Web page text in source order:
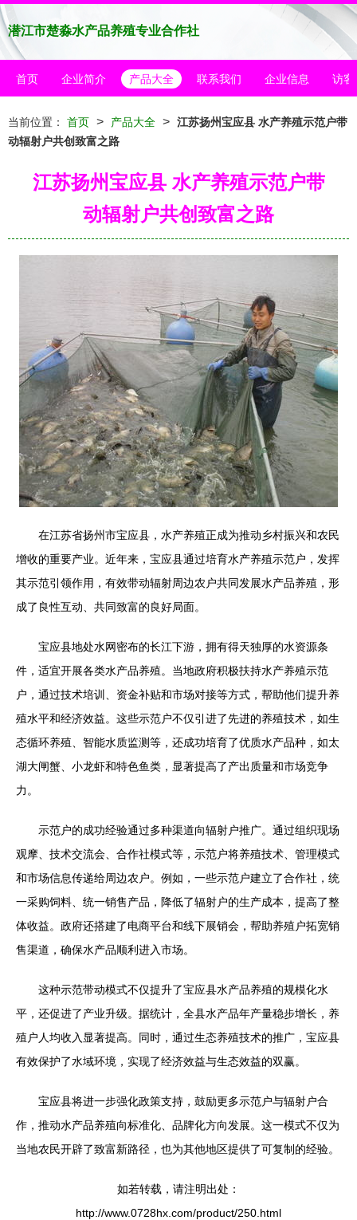
潜江市楚淼水产品养殖专业合作社
首页 企业简介 产品大全 联系我们 企业信息 访客
当前位置： 首页 > 产品大全 > 江苏扬州宝应县 水产养殖示范户带
动辐射户共创致富之路
江苏扬州宝应县 水产养殖示范户带
动辐射户共创致富之路
在江苏省扬州市宝应县，水产养殖正成为推动乡村振兴和农民
增收的重要产业。近年来，宝应县通过培育水产养殖示范户，发挥
其示范引领作用，有效带动辐射周边农户共同发展水产品养殖，形
成了良性互动、共同致富的良好局面。
宝应县地处水网密布的长江下游，拥有得天独厚的水资源条
件，适宜开展各类水产品养殖。当地政府积极扶持水产养殖示范
户，通过技术培训、资金补贴和市场对接等方式，帮助他们提升养
殖水平和经济效益。这些示范户不仅引进了先进的养殖技术，如生
态循环养殖、智能水质监测等，还成功培育了优质水产品种，如太
湖大闸蟹、小龙虾和特色鱼类，显著提高了产出质量和市场竞争
力。
示范户的成功经验通过多种渠道向辐射户推广。通过组织现场
观摩、技术交流会、合作社模式等，示范户将养殖技术、管理模式
和市场信息传递给周边农户。例如，一些示范户建立了合作社，统
一采购饲料、统一销售产品，降低了辐射户的生产成本，提高了整
体收益。政府还搭建了电商平台和线下展销会，帮助养殖户拓宽销
售渠道，确保水产品顺利进入市场。
这种示范带动模式不仅提升了宝应县水产品养殖的规模化水
平，还促进了产业升级。据统计，全县水产品年产量稳步增长，养
殖户人均收入显著提高。同时，通过生态养殖技术的推广，宝应县
有效保护了水域环境，实现了经济效益与生态效益的双赢。
宝应县将进一步强化政策支持，鼓励更多示范户与辐射户合
作，推动水产品养殖向标准化、品牌化方向发展。这一模式不仅为
当地农民开辟了致富新路径，也为其他地区提供了可复制的经验。
如若转载，请注明出处：
http://www.0728hx.com/product/250.html